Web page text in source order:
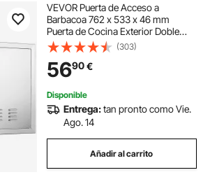
VEVOR Puerta de Acceso a
Barbacoa 762 x 533 x 46 mm
Puerta de Cocina Exterior Doble
Puerta Empotrada de Acero
Inoxidable con Manija para Isla de
Barbacoa, Estación de Parrilla,
Armario Exterior
(303)
5690€
Disponible
Entrega:tan pronto como Vie.
Ago. 14
Añadir al carrito